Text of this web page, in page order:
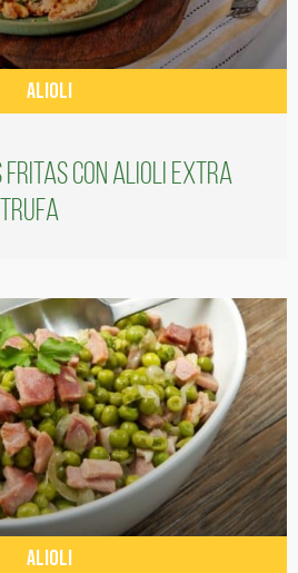
ALIOLI
fritas con alioli extra
trufa
ALIOLI